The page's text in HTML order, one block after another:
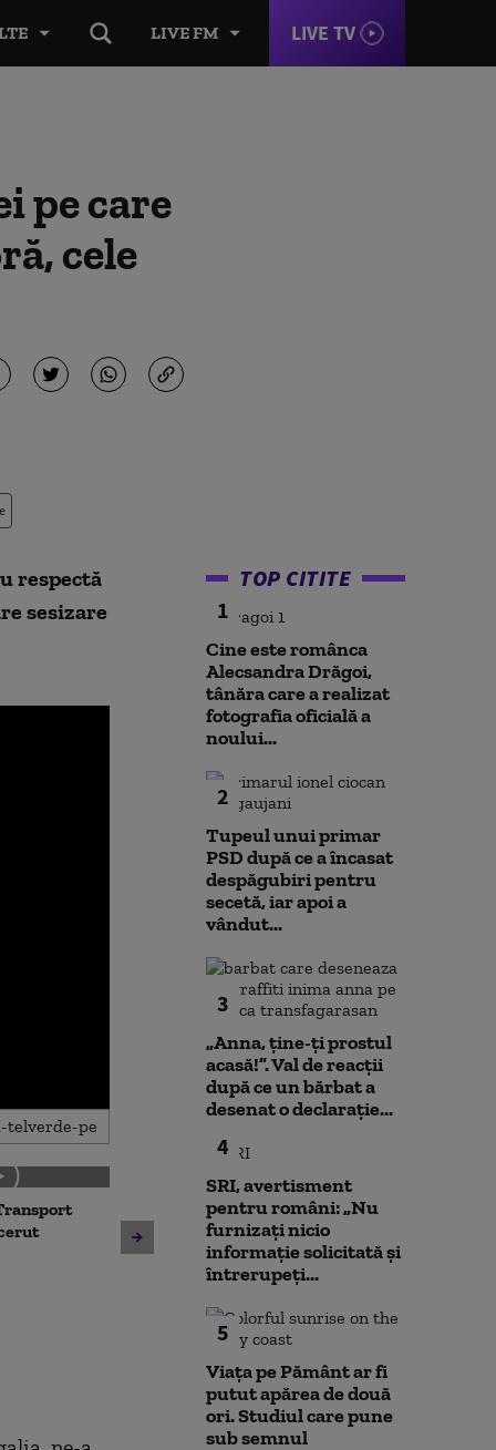
LIVE FM LIVE TV
pe care
cele
respectă
sesizare
Avertisment de la Bruxelles
după scandalul centralelor
pe cărbune: „Blocarea
poate avea consecințe
financiare”
Noua lege a
parteneriatul
TOP CITITE
1
Cine este românca
Alecsandra Drăgoi,
tânăra care a realizat
fotografia oficială a
noului...
2
Tupeul unui primar
PSD după ce a încasat
despăgubiri pentru
secetă, iar apoi a
vândut...
3
„Anna, ţine-ţi prostul
acasă!”. Val de reacții
după ce un bărbat a
desenat o declarație...
4
SRI, avertisment
pentru români: „Nu
furnizați nicio
informație solicitată și
întrerupeți...
5
Viața pe Pământ ar fi
putut apărea de două
ori. Studiul care pune
sub semnul